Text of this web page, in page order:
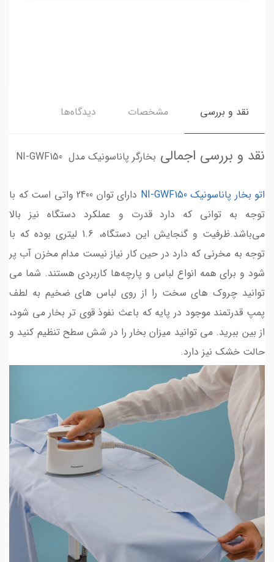
نقد و بررسی مشخصات دیدگاه‌ها
نقد و بررسی اجمالی بخارگر پاناسونیک مدل NI-GWF150
اتو بخار پاناسونیک NI-GWF150
دارای توان 2400 واتی است که با
توجه به توانی که دارد قدرت و عملکرد دستگاه نیز بالا
می‌باشد.ظرفیت و گنجایش این دستگاه، 1.6 لیتری بوده که با
توجه به مخرنی که دارد در حین کار نیاز نیست مدام مخزن آب پر
شود و برای همه انواع لباس و پارچه‌ها کاربردی هستند. شما می
توانید چروک های سخت را از روی لباس های ضخیم به لطف
پمپ قدرتمند موجود در پایه که باعث نفوذ قوی تر بخار می شود،
از بین ببرید. می توانید میزان بخار را در شش سطح تنظیم کنید و
حالت خشک نیز دارد.